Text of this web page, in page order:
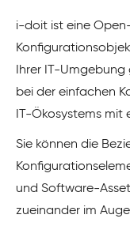
i-doit ist eine
Ihrer IT-
bei der einfachen
IT-Ökosystems
Sie können die
und Software-
zueinander im